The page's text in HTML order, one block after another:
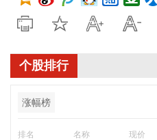
个股排行
涨幅榜
排名 名称 现价